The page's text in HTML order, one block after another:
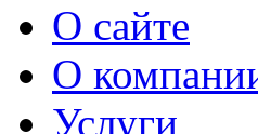
О сайте
О
Услуги